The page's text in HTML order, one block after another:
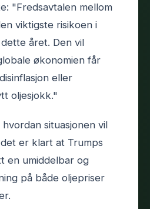
"Fredsavtalen mellom
viktigste risikoen i
året. Den vil
økonomien får
eller
oljesjokk."
situasjonen vil
er klart at Trumps
en umiddelbar og
på både oljepriser